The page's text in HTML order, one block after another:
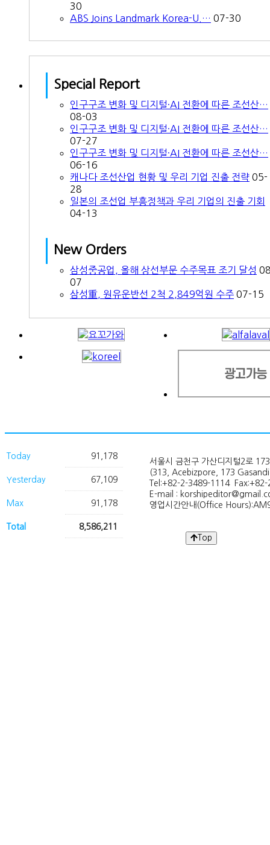
30
ABS Joins Landmark Korea-U.… 07-30
Special Report
인구구조 변화 및 디지털·AI 전환에 따른 조선산…
08-03
인구구조 변화 및 디지털·AI 전환에 따른 조선산…
07-27
인구구조 변화 및 디지털·AI 전환에 따른 조선산…
06-16
캐나다 조선산업 현황 및 우리 기업 진출 전략 05-
28
일본의 조선업 부흥정책과 우리 기업의 진출 기회
04-13
New Orders
삼성중공업, 올해 상선부문 수주목표 조기 달성
07
삼성重, 원유운반선 2척 2,849억원 수주 07-15
Today 91,178
Yesterday 67,109
Max 91,178
Total 8,586,211
서울시 금천구 가산디지털2로
(313, Acebizpore, 173
Tel:+82-2-3489-1114
E-mail :
영업시간안내(Office
Top